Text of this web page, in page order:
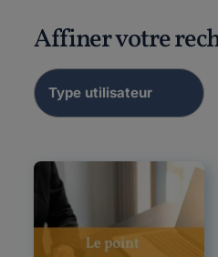
Affiner votre